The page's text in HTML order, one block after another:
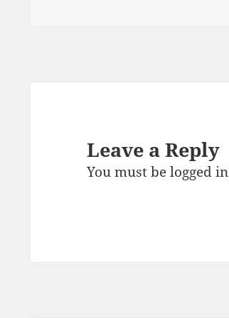
Leave a Reply
You must belogged in